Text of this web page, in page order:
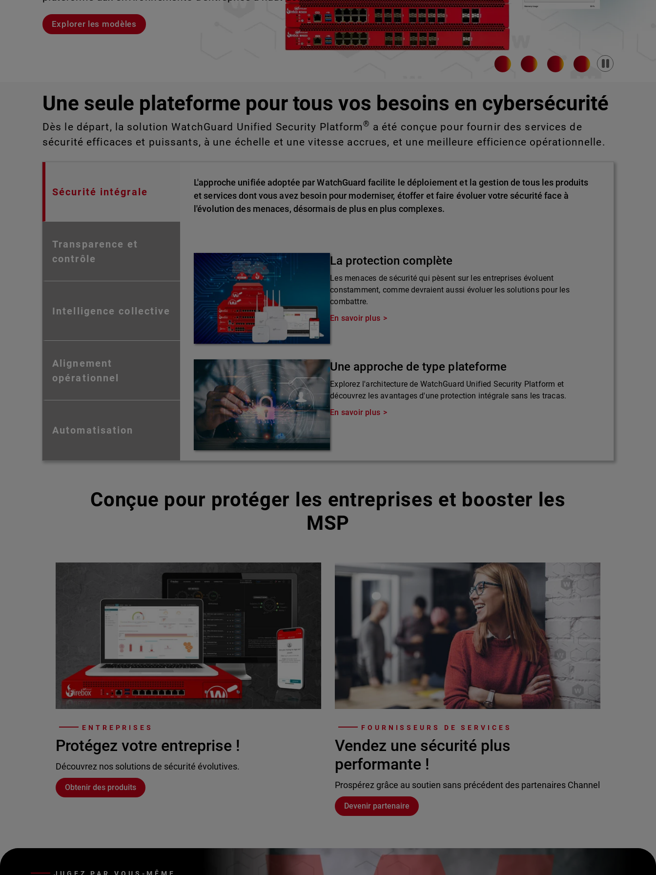
Explorer les modèles
aux technologies de l'information que vous ne pouvez pas
détecter ou gérer manuellement à grande échelle.
Voici Rai
Découvrez WatchGuard EDR
Pause
Une seule plateforme pour tous vos besoins en cybersécurité
Dès le départ, la solution WatchGuard Unified Security Platform® a été conçue pour fournir des services de
sécurité efficaces et puissants, à une échelle et une vitesse accrues, et une meilleure efficience opérationnelle.
Sécurité intégrale
Transparence et
contrôle
Intelligence collective
Alignement
opérationnel
Automatisation
L'approche unifiée adoptée par WatchGuard facilite le déploiement et la gestion de tous les produits
et services dont vous avez besoin pour moderniser, étoffer et faire évoluer votre sécurité face à
l'évolution des menaces, désormais de plus en plus complexes.
La protection complète
Les menaces de sécurité qui pèsent sur les entreprises évoluent
constamment, comme devraient aussi évoluer les solutions pour les
combattre.
En savoir plus
Une approche de type plateforme
Explorez l'architecture de WatchGuard Unified Security Platform et
découvrez les avantages d'une protection intégrale sans les tracas.
En savoir plus
Conçue pour protéger les entreprises et booster les
MSP
ENTREPRISES
Protégez votre entreprise !
Découvrez nos solutions de sécurité évolutives.
Obtenir des produits
FOURNISSEURS DE SERVICES
Vendez une sécurité plus
performante !
Prospérez grâce au soutien sans précédent des partenaires Channel
Devenir partenaire